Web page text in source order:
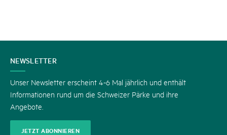
KONTAKT
NEWSLETTER
Unser Newsletter erscheint 4-6 Mal jährlich und enthält
Informationen rund um die Schweizer Pärke und ihre
Angebote.
JETZT ABONNIEREN